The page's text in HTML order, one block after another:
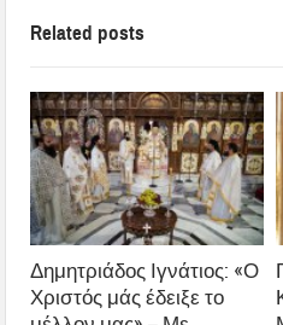
Related posts
Δημητριάδος Ιγνάτιος: «Ο
Χριστός μάς έδειξε το